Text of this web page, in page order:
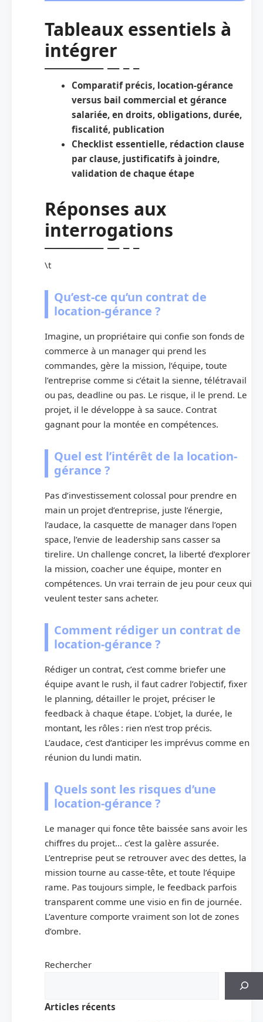
Tableaux essentiels à
intégrer
Comparatif précis, location-gérance
versus bail commercial et gérance
salariée, en droits, obligations, durée,
fiscalité, publication
Checklist essentielle, rédaction clause
par clause, justificatifs à joindre,
validation de chaque étape
Réponses aux
interrogations
\t
Qu’est-ce qu’un contrat de
location-gérance ?
Imagine, un propriétaire qui confie son fonds de
commerce à un manager qui prend les
commandes, gère la mission, l’équipe, toute
l’entreprise comme si c’était la sienne, télétravail
ou pas, deadline ou pas. Le risque, il le prend. Le
projet, il le développe à sa sauce. Contrat
gagnant pour la montée en compétences.
Quel est l’intérêt de la location-
gérance ?
Pas d’investissement colossal pour prendre en
main un projet d’entreprise, juste l’énergie,
l’audace, la casquette de manager dans l’open
space, l’envie de leadership sans casser sa
tirelire. Un challenge concret, la liberté d’explorer
la mission, coacher une équipe, monter en
compétences. Un vrai terrain de jeu pour ceux qui
veulent tester sans acheter.
Comment rédiger un contrat de
location-gérance ?
Rédiger un contrat, c’est comme briefer une
équipe avant le rush, il faut cadrer l’objectif, fixer
le planning, détailler le projet, préciser le
feedback à chaque étape. L’objet, la durée, le
montant, les rôles : rien n’est trop précis.
L’audace, c’est d’anticiper les imprévus comme en
réunion du lundi matin.
Quels sont les risques d’une
location-gérance ?
Le manager qui fonce tête baissée sans avoir les
chiffres du projet… c’est la galère assurée.
L’entreprise peut se retrouver avec des dettes, la
mission tourne au casse-tête, et toute l’équipe
rame. Pas toujours simple, le feedback parfois
transparent comme une visio en fin de journée.
L’aventure comporte vraiment son lot de zones
d’ombre.
Rechercher
Articles récents